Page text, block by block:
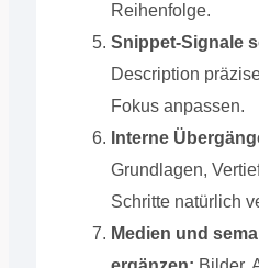
Reihenfolge.
Snippet-Signale
Description
Fokus anpassen.
Interne
Grundlagen,
Schritte natürlich
Medien und